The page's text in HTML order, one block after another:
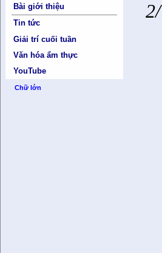
Bài giới thiệu
Tin tức
Giải trí cuối tuần
Văn hóa ẩm thực
YouTube
Chữ lớn
2/